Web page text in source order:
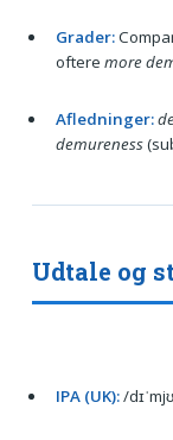
Grader:
oftere more
Afledninger:
demureness
Udtale og
IPA (UK):/